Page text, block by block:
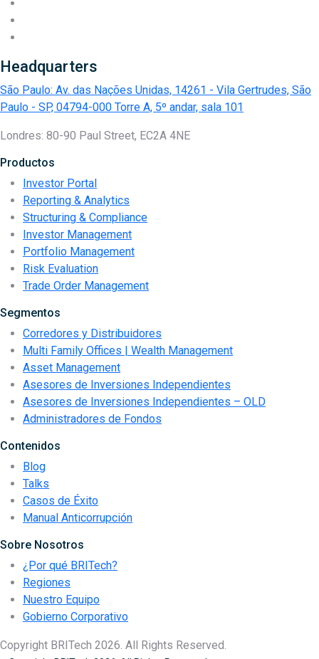
Headquarters
São Paulo: Av. das Nações Unidas, 14261 - Vila Gertrudes, São
Paulo - SP, 04794-000 Torre A, 5º andar, sala 101
Londres: 80-90 Paul Street, EC2A 4NE
Productos
Investor Portal
Reporting & Analytics
Structuring & Compliance
Investor Management
Portfolio Management
Risk Evaluation
Trade Order Management
Segmentos
Corredores y Distribuidores
Multi Family Offices | Wealth Management
Asset Management
Asesores de Inversiones Independientes
Asesores de Inversiones Independientes – OLD
Administradores de Fondos
Contenidos
Blog
Talks
Casos de Éxito
Manual Anticorrupción
Sobre Nosotros
¿Por qué BRITech?
Regiones
Nuestro Equipo
Gobierno Corporativo
Copyright BRITech 2026. All Rights Reserved.